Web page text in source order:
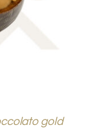
gold